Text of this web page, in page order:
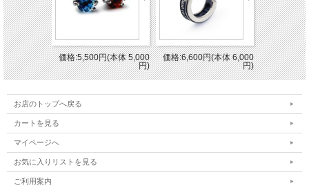
価格:5,500円(本体 5,000
円)
価格:6,600円(本体 6,000
円)
お店のトップへ戻る
カートを見る
マイページへ
お気に入りリストを見る
ご利用案内